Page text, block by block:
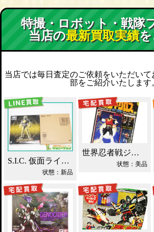
特撮・ロボット・戦隊
当店の最新買取実績を
当店では毎日査定のご依頼をいただい
部をご紹介いたします
S.I.C. 仮面ライダーオーズ ラトラーターコンボ買取
状態：新品
世界忍者戦ジライヤ DX磁気 買取！
状態：美品